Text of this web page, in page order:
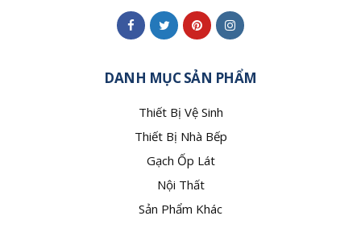
DANH MỤC SẢN PHẨM
Thiết Bị Vệ Sinh
Thiết Bị Nhà Bếp
Gạch Ốp Lát
Nội Thất
Sản Phẩm Khác